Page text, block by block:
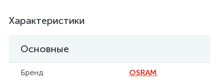
Характеристики
Основные
Бренд
OSRAM